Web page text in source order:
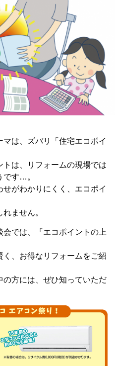
は、ズバリ「住宅エコポイ
は、
リフォームの現場では
です…。
がわかりにくく、 エコポイ
ません。
では、
『エコポイントの上
、お得なリフォームをご紹
方には、ぜひ知っていただ